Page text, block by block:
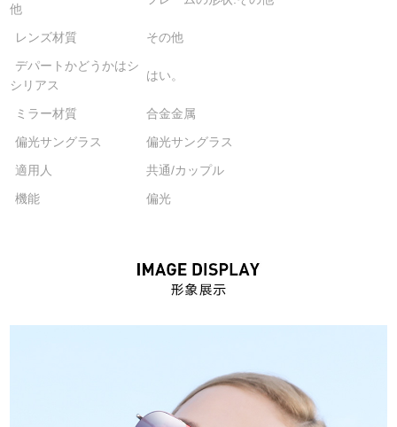
他
レンズ材質
その他
デパートかどうかはシ
シリアス
はい。
ミラー材質
合金金属
偏光サングラス
偏光サングラス
適用人
共通/カップル
機能
偏光